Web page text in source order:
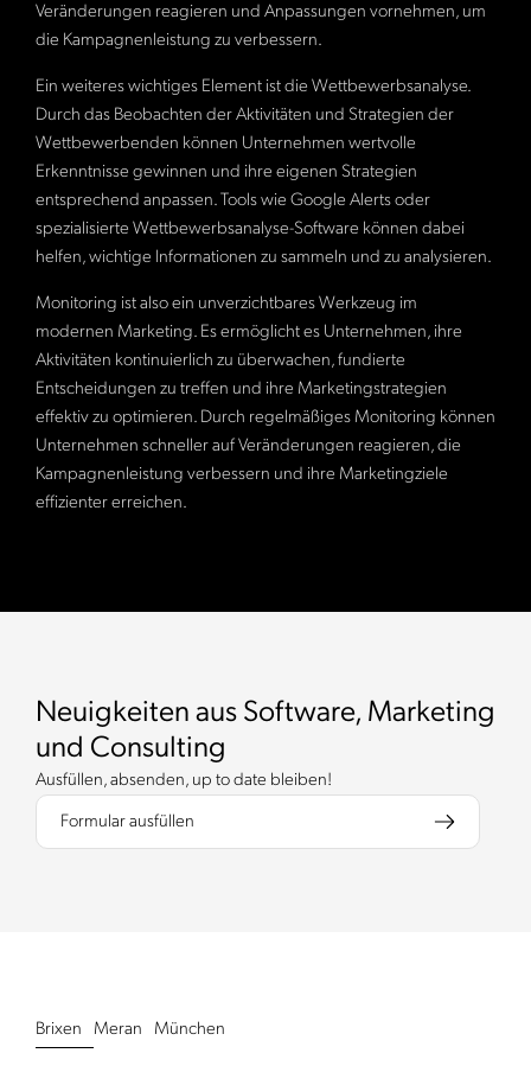
Veränderungen reagieren und Anpassungen vornehmen, um
die Kampagnenleistung zu verbessern.
Ein weiteres wichtiges Element ist die Wettbewerbsanalyse.
Durch das Beobachten der Aktivitäten und Strategien der
Wettbewerbenden können Unternehmen wertvolle
Erkenntnisse gewinnen und ihre eigenen Strategien
entsprechend anpassen. Tools wie Google Alerts oder
spezialisierte Wettbewerbsanalyse-Software können dabei
helfen, wichtige Informationen zu sammeln und zu analysieren.
Monitoring ist also ein unverzichtbares Werkzeug im
modernen Marketing. Es ermöglicht es Unternehmen, ihre
Aktivitäten kontinuierlich zu überwachen, fundierte
Entscheidungen zu treffen und ihre Marketingstrategien
effektiv zu optimieren. Durch regelmäßiges Monitoring können
Unternehmen schneller auf Veränderungen reagieren, die
Kampagnenleistung verbessern und ihre Marketingziele
effizienter erreichen.
Neuigkeiten aus Software, Marketing
und Consulting
Ausfüllen, absenden, up to date bleiben!
Formular ausfüllen
Brixen Meran München